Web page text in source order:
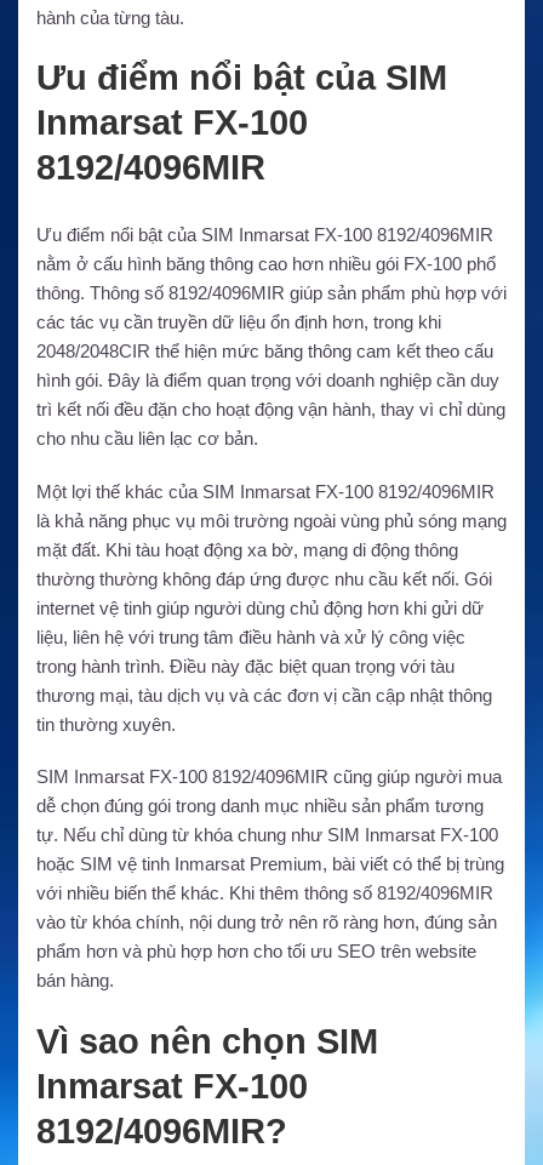
hành của từng tàu.
Ưu điểm nổi bật của SIM
Inmarsat FX-100
8192/4096MIR
Ưu điểm nổi bật của SIM Inmarsat FX-100 8192/4096MIR
nằm ở cấu hình băng thông cao hơn nhiều gói FX-100 phổ
thông. Thông số 8192/4096MIR giúp sản phẩm phù hợp với
các tác vụ cần truyền dữ liệu ổn định hơn, trong khi
2048/2048CIR thể hiện mức băng thông cam kết theo cấu
hình gói. Đây là điểm quan trọng với doanh nghiệp cần duy
trì kết nối đều đặn cho hoạt động vận hành, thay vì chỉ dùng
cho nhu cầu liên lạc cơ bản.
Một lợi thế khác của SIM Inmarsat FX-100 8192/4096MIR
là khả năng phục vụ môi trường ngoài vùng phủ sóng mạng
mặt đất. Khi tàu hoạt động xa bờ, mạng di động thông
thường thường không đáp ứng được nhu cầu kết nối. Gói
internet vệ tinh giúp người dùng chủ động hơn khi gửi dữ
liệu, liên hệ với trung tâm điều hành và xử lý công việc
trong hành trình. Điều này đặc biệt quan trọng với tàu
thương mại, tàu dịch vụ và các đơn vị cần cập nhật thông
tin thường xuyên.
SIM Inmarsat FX-100 8192/4096MIR cũng giúp người mua
dễ chọn đúng gói trong danh mục nhiều sản phẩm tương
tự. Nếu chỉ dùng từ khóa chung như SIM Inmarsat FX-100
hoặc SIM vệ tinh Inmarsat Premium, bài viết có thể bị trùng
với nhiều biến thể khác. Khi thêm thông số 8192/4096MIR
vào từ khóa chính, nội dung trở nên rõ ràng hơn, đúng sản
phẩm hơn và phù hợp hơn cho tối ưu SEO trên website
bán hàng.
Vì sao nên chọn SIM
Inmarsat FX-100
8192/4096MIR?